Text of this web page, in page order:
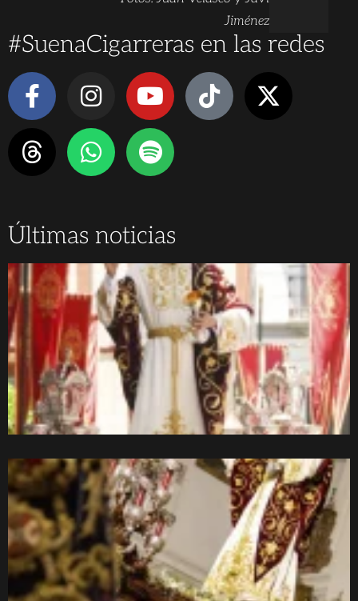
Jiménez
#SuenaCigarreras en las redes
Últimas noticias